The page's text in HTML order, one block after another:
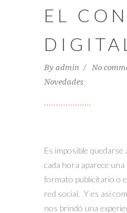
EL
DIGITAL
By admin No
Novedades
Es imposible quedarse
cada hora aparece
formato publicitario o
red social. Y es así
nos brindó una